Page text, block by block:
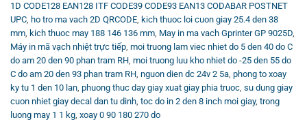
Bạn có thể tham khảo thêm hướng dẫn, video review và
các mẹo sử dụng máy in tem nhãn hiệu quả hơn trênKênh
Youtube Vincodeđể trang bị thêm kiến thức và kỹ năng
vận hành thiết bị tốt nhất.
Kết luận:Máy in tem nhãn công nghệ cao với thiết kế nhỏ
gọn, tốc độ in nhanh, khả năng nhận diện giấy tự động và
1D CODE128 EAN128 ITF CODE39 CODE93 EAN13 CODABAR POSTNET
UPC, ho tro ma vach 2D QRCODE, kich thuoc loi cuon giay 25.4 den 38
mm, kich thuoc may 188 146 136 mm, May in ma vach Gprinter GP 9025D,
Máy in mã vạch nhiệt trực tiếp, moi truong lam viec nhiet do 5 den 40 do C
do am 20 den 90 phan tram RH, moi truong luu kho nhiet do -25 den 55 do
C do am 20 den 93 phan tram RH, nguon dien dc 24v 2 5a, phong to xoay
ky tu 1 den 10 lan, phuong thuc day giay xuat giay phia truoc, su dung giay
cuon nhiet giay decal dan tu dinh, toc do in 2 den 8 inch moi giay, trong
luong may 1 1 kg, xoay 0 90 180 270 do